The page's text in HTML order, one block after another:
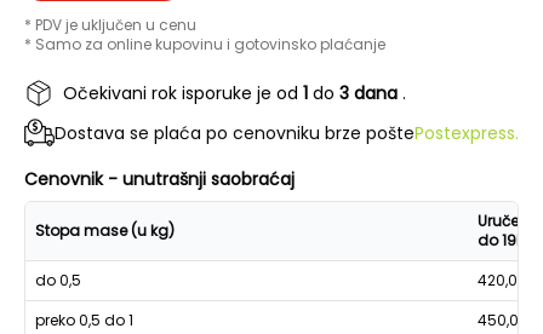
* PDV je uključen u cenu
* Samo za online kupovinu i gotovinsko plaćanje
Očekivani rok isporuke je od 1 do 3 dana .
Dostava se plaća po cenovniku brze poštePostexpress.
Cenovnik - unutrašnji saobraćaj
Stopa mase (u kg)
Uručenje
do 19h
do 0,5
420,00
preko 0,5 do 1
450,00